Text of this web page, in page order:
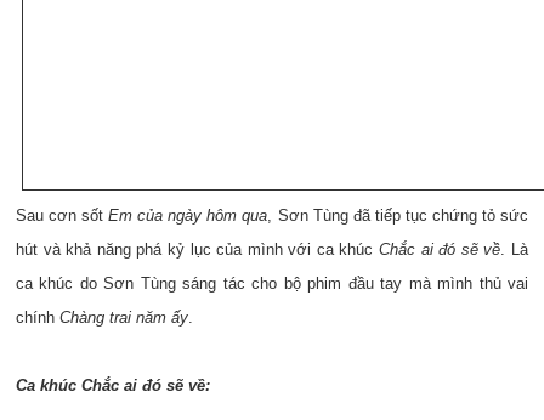
Sau cơn sốtEm của ngày hôm qua, Sơn Tùng đã tiếp tục chứng tỏ sức
hút và khả năng phá kỷ lục của mình với ca khúcChắc ai đó sẽ về. Là
ca khúc do Sơn Tùng sáng tác cho bộ phim đầu tay mà mình thủ vai
chính Chàng trai năm ấy.
Ca khúc Chắc ai đó sẽ về: